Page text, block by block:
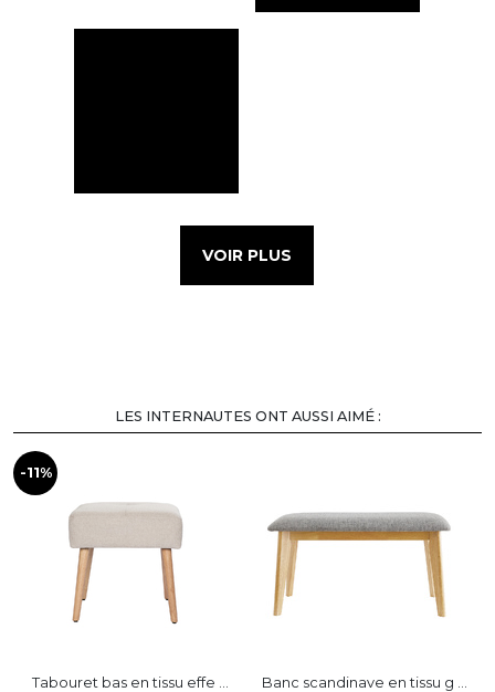
VOIR PLUS
LES INTERNAUTES ONT AUSSI AIMÉ :
-11%
Tabouret bas en tissu effe ... Banc scandinave en tissu g ...